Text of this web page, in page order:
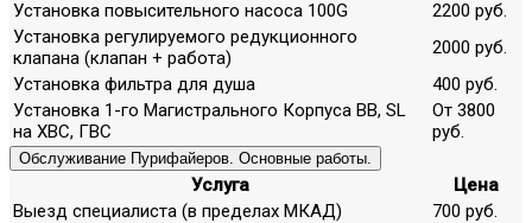
Установка повысительного насоса 100G
2200 руб.
Установка регулируемого редукционного
клапана (клапан + работа)
2000 руб.
Установка фильтра для душа
400 руб.
Установка 1-го Магистрального Корпуса ВВ, SL
на ХВС, ГВС
От 3800
руб.
Обслуживание Пурифайеров. Основные работы.
Услуга
Цена
Выезд специалиста (в пределах МКАД)
700 руб.